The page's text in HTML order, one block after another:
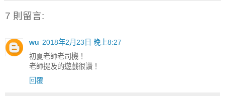
7 則留言:
wu 2018年2月23日 晚上8:27
初夏老師老司機！
老師提及的遊戲很讚！
回覆